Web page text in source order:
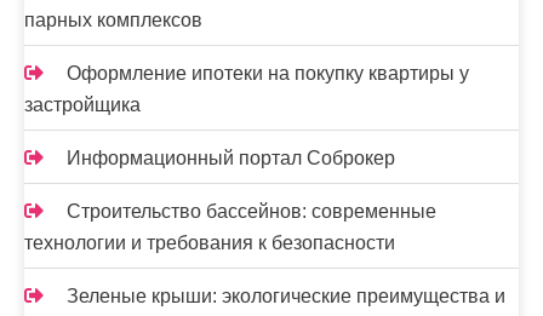
парных комплексов
Оформление ипотеки на покупку квартиры у
застройщика
Информационный портал Соброкер
Строительство бассейнов: современные
технологии и требования к безопасности
Зеленые крыши: экологические преимущества и